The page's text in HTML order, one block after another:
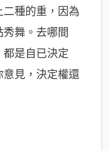
種的重，因為
舞。去哪間
是自已決定
見，決定權還